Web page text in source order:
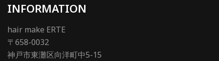
INFORMATION
hair make ERTE
〒658-0032
神戸市東灘区向洋町中5-15